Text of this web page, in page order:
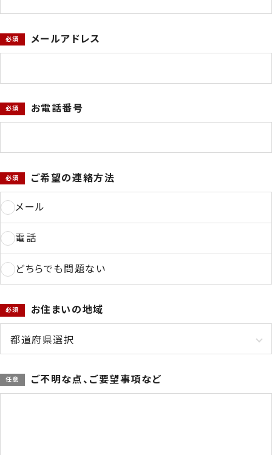
メールアドレス
お電話番号
ご希望の連絡方法
メール
電話
どちらでも問題ない
お住まいの地域
ご不明な点、ご要望事項など